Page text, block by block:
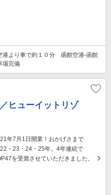
港より車で約１０分 函館空港-函館
場完備
ヒューイットリゾ
年7月1日開業！おかげさまで
・23・24・25年。4年連続で
を受賞させていただきました。